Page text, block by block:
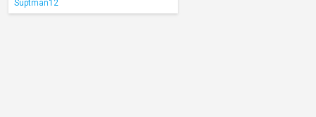
Suptman12